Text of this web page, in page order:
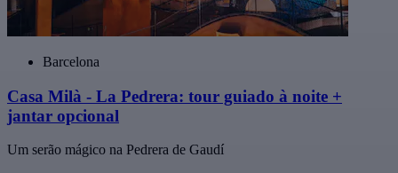
Barcelona
Casa Milà - La Pedrera: tour guiado à noite +
jantar opcional
Um serão mágico na Pedrera de Gaudí